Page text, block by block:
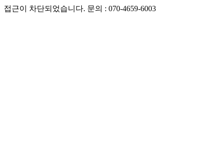
접근이 차단되었습니다. 문의 : 070-4659-6003